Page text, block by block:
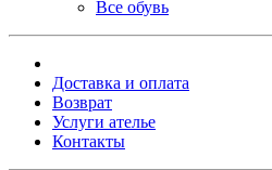
Все обувь
Доставка и оплата
Возврат
Услуги ателье
Контакты